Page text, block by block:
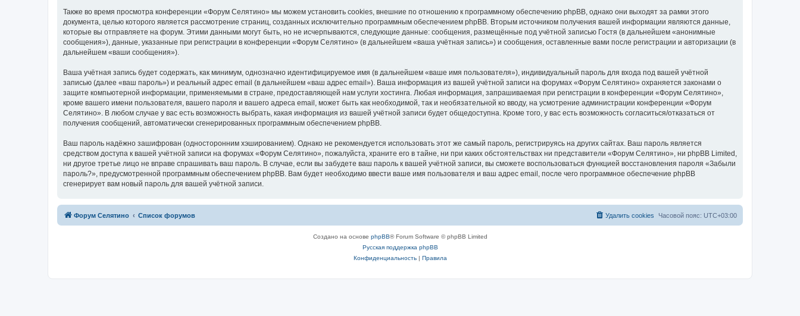
Также во время просмотра конференции «Форум Селятино» мы можем установить cookies, внешние по отношению к программному обеспечению phpBB, однако они выходят за рамки этого
документа, целью которого является рассмотрение страниц, созданных исключительно программным обеспечением phpBB. Вторым источником получения вашей информации являются данные,
которые вы отправляете на форум. Этими данными могут быть, но не исчерпываются, следующие данные: сообщения, размещённые под учётной записью Гостя (в дальнейшем «анонимные
сообщения»), данные, указанные при регистрации в конференции «Форум Селятино» (в дальнейшем «ваша учётная запись») и сообщения, оставленные вами после регистрации и авторизации (в
дальнейшем «ваши сообщения»).
Ваша учётная запись будет содержать, как минимум, однозначно идентифицируемое имя (в дальнейшем «ваше имя пользователя»), индивидуальный пароль для входа под вашей учётной
записью (далее «ваш пароль») и реальный адрес email (в дальнейшем «ваш адрес email»). Ваша информация из вашей учётной записи на форумах «Форум Селятино» охраняется законами о
защите компьютерной информации, применяемыми в стране, предоставляющей нам услуги хостинга. Любая информация, запрашиваемая при регистрации в конференции «Форум Селятино»,
кроме вашего имени пользователя, вашего пароля и вашего адреса email, может быть как необходимой, так и необязательной ко вводу, на усмотрение администрации конференции «Форум
Селятино». В любом случае у вас есть возможность выбрать, какая информация из вашей учётной записи будет общедоступна. Кроме того, у вас есть возможность согласиться/отказаться от
получения сообщений, автоматически сгенерированных программным обеспечением phpBB.
Ваш пароль надёжно зашифрован (односторонним хэшированием). Однако не рекомендуется использовать этот же самый пароль, регистрируясь на других сайтах. Ваш пароль является
средством доступа к вашей учётной записи на форумах «Форум Селятино», пожалуйста, храните его в тайне, ни при каких обстоятельствах ни представители «Форум Селятино», ни phpBB Limited,
ни другое третье лицо не вправе спрашивать ваш пароль. В случае, если вы забудете ваш пароль к вашей учётной записи, вы сможете воспользоваться функцией восстановления пароля «Забыли
пароль?», предусмотренной программным обеспечением phpBB. Вам будет необходимо ввести ваше имя пользователя и ваш адрес email, после чего программное обеспечение phpBB
сгенерирует вам новый пароль для вашей учётной записи.
Форум Селятино Список форумов Часовой пояс: UTC+03:00
Удалить cookies
Создано на основе phpBB® Forum Software © phpBB Limited
Русская поддержка phpBB
Конфиденциальность| Правила